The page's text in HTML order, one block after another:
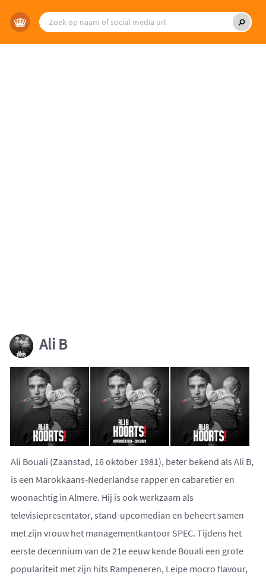
Ali B
Ali Bouali (Zaanstad, 16 oktober 1981), beter bekend als Ali B,
is een Marokkaans-Nederlandse rapper en cabaretier en
woonachtig in Almere. Hij is ook werkzaam als
televisiepresentator, stand-upcomedian en beheert samen
met zijn vrouw het managementkantoor SPEC. Tijdens het
eerste decennium van de 21e eeuw kende Bouali een grote
populariteit met zijn hits Rampeneren, Leipe mocro flavour,